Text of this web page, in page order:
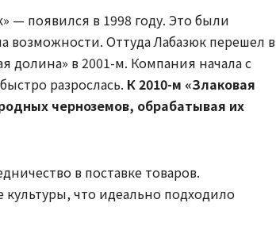
— появился в 1998 году. Это были
возможности. Оттуда Лабазюк перешел в
долина» в 2001-м. Компания начала с
разрослась. К 2010-м «Злаковая
черноземов, обрабатывая их
в поставке товаров.
культуры, что идеально подходило